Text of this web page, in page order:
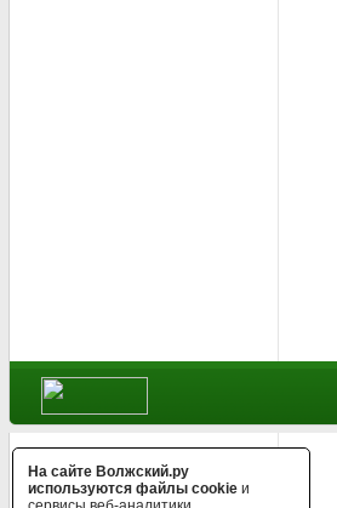
На сайте Волжский.ру
используются файлы cookie и